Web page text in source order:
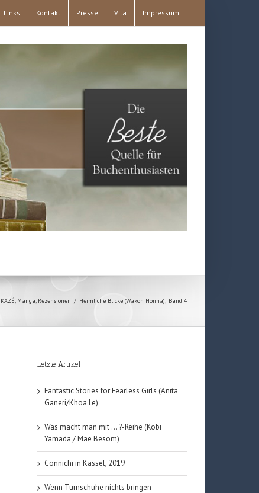
Links Kontakt Presse Vita Impressum
KAZÉ, Manga, Rezensionen / Heimliche Blicke (Wakoh Honna); Band 4
Letzte Artikel
Fantastic Stories for Fearless Girls (Anita
Ganeri/Khoa Le)
Was macht man mit … ?-Reihe (Kobi
Yamada / Mae Besom)
Connichi in Kassel, 2019
Wenn Turnschuhe nichts bringen